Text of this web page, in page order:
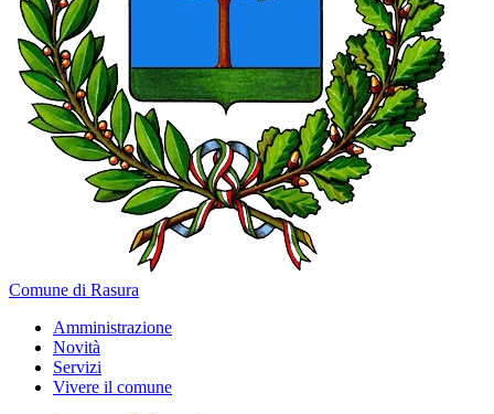
Comune di Rasura
Amministrazione
Novità
Servizi
Vivere il comune